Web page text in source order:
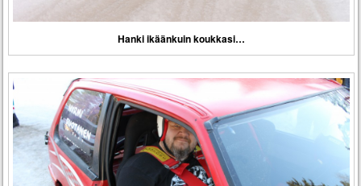
Hanki ikäänkuin koukkasi…